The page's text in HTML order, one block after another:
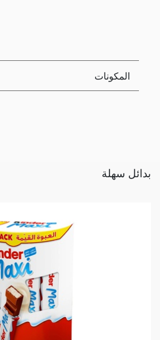
المكونات
بدائل سهلة